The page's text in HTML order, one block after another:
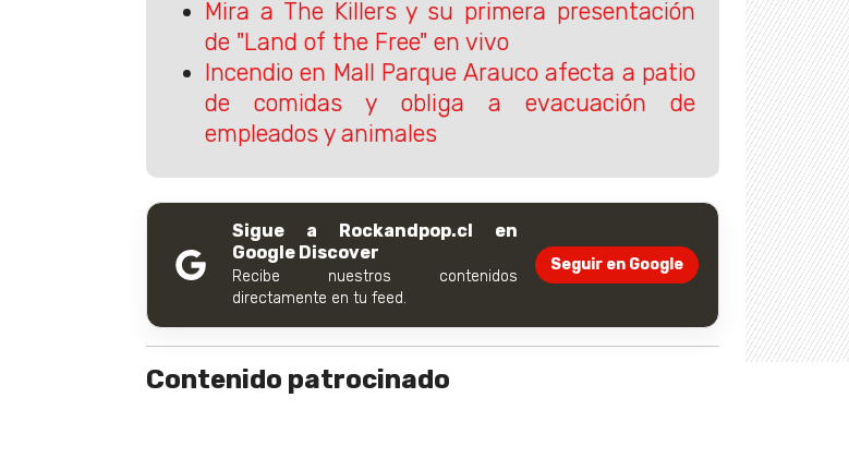
Mira a The Killers y su primera presentación
de "Land of the Free" en vivo
Incendio en Mall Parque Arauco afecta a patio
de comidas y obliga a evacuación de
empleados y animales
Sigue a Rockandpop.cl en
Google Discover
Recibe nuestros contenidos
directamente en tu feed.
Seguir en Google
Contenido patrocinado